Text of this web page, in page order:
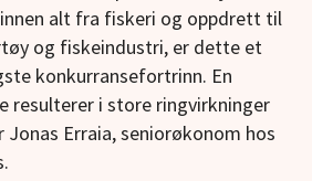
alt fra fiskeri og oppdrett til
og fiskeindustri, er dette et
konkurransefortrinn. En
resulterer i store ringvirkninger
Jonas Erraia, seniorøkonom hos